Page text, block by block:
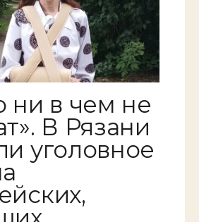
ни в чем не
В Рязани
уголовное